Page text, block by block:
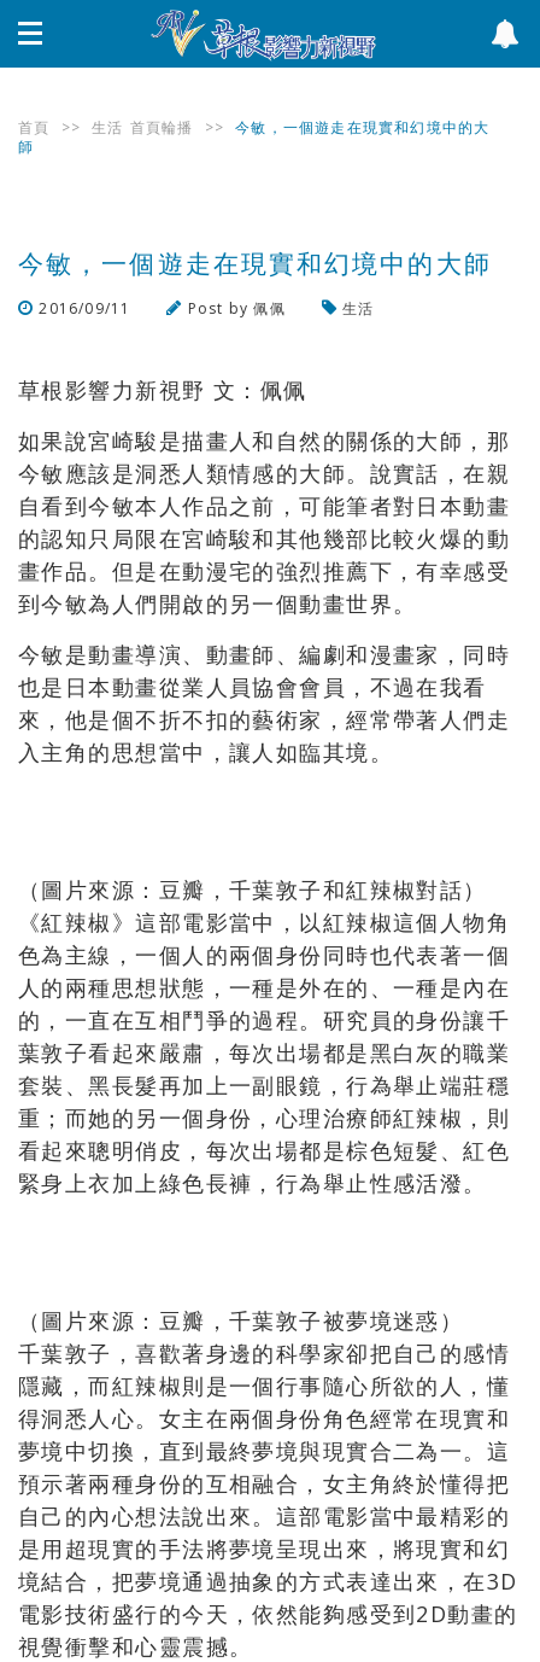
首頁 >> 生活 首頁輪播 >>
今敏，一個遊走在現實和幻境中的大
師
今敏，一個遊走在現實和幻境中的大師
2016/09/11 Post by佩佩
生活
草根影響力新視野 文：佩佩
如果說宮崎駿是描畫人和自然的關係的大師，那
今敏應該是洞悉人類情感的大師。說實話，在親
自看到今敏本人作品之前，可能筆者對日本動畫
的認知只局限在宮崎駿和其他幾部比較火爆的動
畫作品。但是在動漫宅的強烈推薦下，有幸感受
到今敏為人們開啟的另一個動畫世界。
今敏是動畫導演、動畫師、編劇和漫畫家，同時
也是日本動畫從業人員協會會員，不過在我看
來，他是個不折不扣的藝術家，經常帶著人們走
入主角的思想當中，讓人如臨其境。
（圖片來源：豆瓣，千葉敦子和紅辣椒對話）
《紅辣椒》這部電影當中，以紅辣椒這個人物角
色為主線，一個人的兩個身份同時也代表著一個
人的兩種思想狀態，一種是外在的、一種是內在
的，一直在互相鬥爭的過程。研究員的身份讓千
葉敦子看起來嚴肅，每次出場都是黑白灰的職業
套裝、黑長髮再加上一副眼鏡，行為舉止端莊穩
重；而她的另一個身份，心理治療師紅辣椒，則
看起來聰明俏皮，每次出場都是棕色短髮、紅色
緊身上衣加上綠色長褲，行為舉止性感活潑。
（圖片來源：豆瓣，千葉敦子被夢境迷惑）
千葉敦子，喜歡著身邊的科學家卻把自己的感情
隱藏，而紅辣椒則是一個行事隨心所欲的人，懂
得洞悉人心。女主在兩個身份角色經常在現實和
夢境中切換，直到最終夢境與現實合二為一。這
預示著兩種身份的互相融合，女主角終於懂得把
自己的內心想法說出來。這部電影當中最精彩的
是用超現實的手法將夢境呈現出來，將現實和幻
境結合，把夢境通過抽象的方式表達出來，在3D
電影技術盛行的今天，依然能夠感受到2D動畫的
視覺衝擊和心靈震撼。